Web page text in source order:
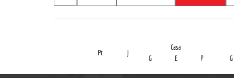
Pt J
Casa
G
E P G